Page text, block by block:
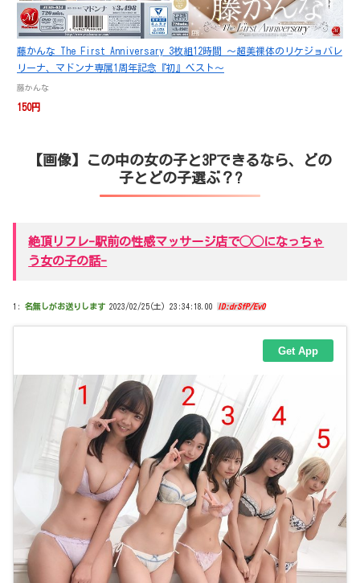
藤かんな The First Anniversary 3枚組12時間 ～超美裸体のリケジョバレ
リーナ、マドンナ専属1周年記念『初』ベスト～
藤かんな
150円
【画像】この中の女の子と3Pできるなら、どの
子とどの子選ぶ？?
絶頂リフレ-駅前の性感マッサージ店で◯◯になっちゃ
う女の子の話-
1: 名無しがお送りします 2023/02/25(土) 23:34:18.00 ID:drSfP/Ev0